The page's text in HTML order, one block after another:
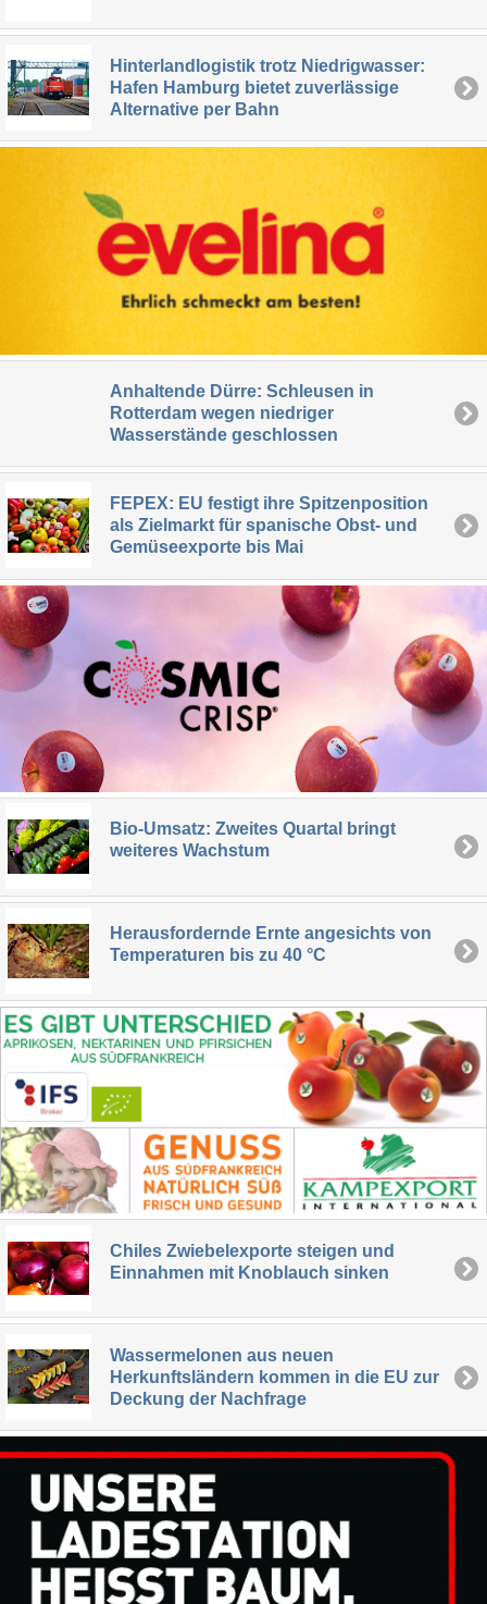
Hinterlandlogistik trotz Niedrigwasser:
Hafen Hamburg bietet zuverlässige
Alternative per Bahn
Anhaltende Dürre: Schleusen in
Rotterdam wegen niedriger
Wasserstände geschlossen
FEPEX: EU festigt ihre Spitzenposition
als Zielmarkt für spanische Obst- und
Gemüseexporte bis Mai
Bio-Umsatz: Zweites Quartal bringt
weiteres Wachstum
Herausfordernde Ernte angesichts von
Temperaturen bis zu 40 °C
Chiles Zwiebelexporte steigen und
Einnahmen mit Knoblauch sinken
Wassermelonen aus neuen
Herkunftsländern kommen in die EU zur
Deckung der Nachfrage